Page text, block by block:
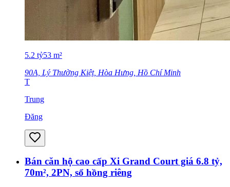
5.2 tỷ53 m²
90A, Lý Thường Kiệt, Hòa Hưng, Hồ Chí Minh
T
Trung
Đăng
Bán căn hộ cao cấp Xi Grand Court giá 6.8 tỷ,
70m², 2PN, sổ hồng riêng